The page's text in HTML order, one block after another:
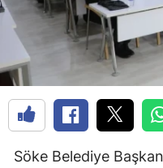
Söke Belediye